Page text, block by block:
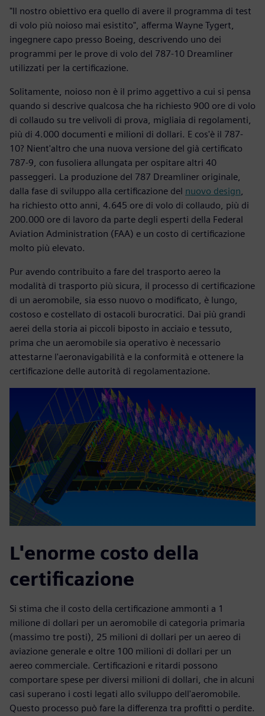
"Il nostro obiettivo era quello di avere il programma di test
di volo più noioso mai esistito", afferma Wayne Tygert,
ingegnere capo presso Boeing, descrivendo uno dei
programmi per le prove di volo del 787-10 Dreamliner
utilizzati per la certificazione.
Solitamente, noioso non è il primo aggettivo a cui si pensa
quando si descrive qualcosa che ha richiesto 900 ore di volo
di collaudo su tre velivoli di prova, migliaia di regolamenti,
più di 4.000 documenti e milioni di dollari. E cos'è il 787-
10? Nient'altro che una nuova versione del già certificato
787-9, con fusoliera allungata per ospitare altri 40
passeggeri. La produzione del 787 Dreamliner originale,
dalla fase di sviluppo alla certificazione del nuovo design
ha richiesto otto anni, 4.645 ore di volo di collaudo, più di
200.000 ore di lavoro da parte degli esperti della Federal
Aviation Administration (FAA) e un costo di certificazione
molto più elevato.
Pur avendo contribuito a fare del trasporto aereo la
modalità di trasporto più sicura, il processo di certificazione
di un aeromobile, sia esso nuovo o modificato, è lungo,
costoso e costellato di ostacoli burocratici. Dai più grandi
aerei della storia ai piccoli biposto in acciaio e tessuto,
prima che un aeromobile sia operativo è necessario
attestarne l'aeronavigabilità e la conformità e ottenere la
certificazione delle autorità di regolamentazione.
L'enorme costo della
certificazione
Si stima che il costo della certificazione ammonti a 1
milione di dollari per un aeromobile di categoria primaria
(massimo tre posti), 25 milioni di dollari per un aereo di
aviazione generale e oltre 100 milioni di dollari per un
aereo commerciale. Certificazioni e ritardi possono
comportare spese per diversi milioni di dollari, che in alcuni
casi superano i costi legati allo sviluppo dell'aeromobile.
Questo processo può fare la differenza tra profitti o perdite.